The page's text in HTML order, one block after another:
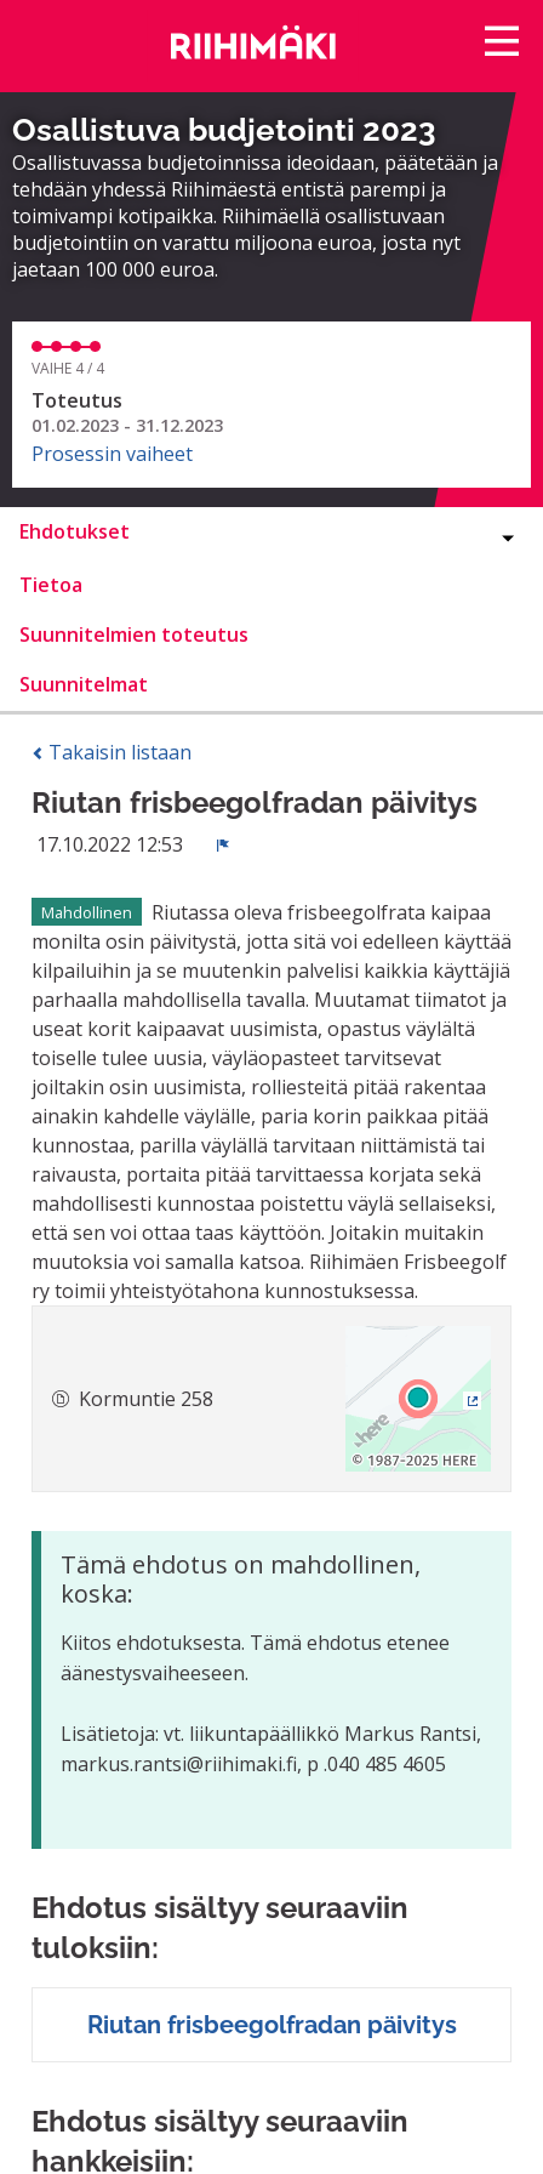
Osallistuva budjetointi 2023
Osallistuvassa budjetoinnissa ideoidaan, päätetään ja
tehdään yhdessä Riihimäestä entistä parempi ja
toimivampi kotipaikka. Riihimäellä osallistuvaan
budjetointiin on varattu miljoona euroa, josta nyt
jaetaan 100 000 euroa.
VAIHE 4 / 4
Toteutus
01.02.2023 - 31.12.2023
Prosessin vaiheet
Ehdotukset
Tietoa
Suunnitelmien toteutus
Suunnitelmat
Takaisin listaan
Riutan frisbeegolfradan päivitys
17.10.2022 12:53
Mahdollinen
Riutassa oleva frisbeegolfrata kaipaa
monilta osin päivitystä, jotta sitä voi edelleen käyttää
kilpailuihin ja se muutenkin palvelisi kaikkia käyttäjiä
parhaalla mahdollisella tavalla. Muutamat tiimatot ja
useat korit kaipaavat uusimista, opastus väylältä
toiselle tulee uusia, väyläopasteet tarvitsevat
joiltakin osin uusimista, rolliesteitä pitää rakentaa
ainakin kahdelle väylälle, paria korin paikkaa pitää
kunnostaa, parilla väylällä tarvitaan niittämistä tai
raivausta, portaita pitää tarvittaessa korjata sekä
mahdollisesti kunnostaa poistettu väylä sellaiseksi,
että sen voi ottaa taas käyttöön. Joitakin muitakin
muutoksia voi samalla katsoa. Riihimäen Frisbeegolf
ry toimii yhteistyötahona kunnostuksessa.
Kormuntie 258
Tämä ehdotus on mahdollinen,
koska:
Kiitos ehdotuksesta. Tämä ehdotus etenee
äänestysvaiheeseen.
Lisätietoja: vt. liikuntapäällikkö Markus Rantsi,
markus.rantsi@riihimaki.fi, p .040 485 4605
Ehdotus sisältyy seuraaviin
tuloksiin:
Riutan frisbeegolfradan päivitys
Ehdotus sisältyy seuraaviin
hankkeisiin: